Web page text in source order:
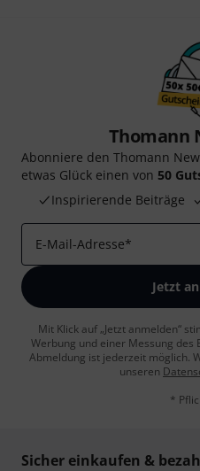
Thomann
Abonniere den Thomann
etwas Glück einen von 50
Inspirierende Beiträge
E-Mail-Adresse*
Jetzt
Mit Klick auf „Jetzt anmelden“
Werbung und einer Messung des
Abmeldung ist jederzeit möglich.
unseren
*
Sicher einkaufen &